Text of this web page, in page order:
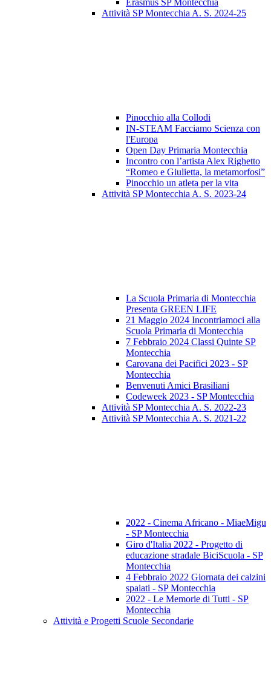
Erasmus SP Montecchia
Attività SP Montecchia A. S. 2024-25
Pinocchio alla Collodi
IN-STEAM Facciamo Scienza con
l'Europa
Open Day Primaria Montecchia
Incontro con l’artista Alex Righetto
“Romeo e Giulietta, la metamorfosi”
Pinocchio un atleta per la vita
Attività SP Montecchia A. S. 2023-24
La Scuola Primaria di Montecchia
Presenta GREEN LIFE
21 Maggio 2024 Incontriamoci alla
Scuola Primaria di Montecchia
7 Febbraio 2024 Classi Quinte SP
Montecchia
Carovana dei Pacifici 2023 - SP
Montecchia
Benvenuti Amici Brasiliani
Codeweek 2023 - SP Montecchia
Attività SP Montecchia A. S. 2022-23
Attività SP Montecchia A. S. 2021-22
2022 - Cinema Africano - MiaeMigu
- SP Montecchia
Giro d'Italia 2022 - Progetto di
educazione stradale BiciScuola - SP
Montecchia
4 Febbraio 2022 Giornata dei calzini
spaiati - SP Montecchia
2022 - Le Memorie di Tutti - SP
Montecchia
Attività e Progetti Scuole Secondarie